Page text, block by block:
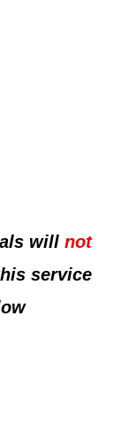
will not
service